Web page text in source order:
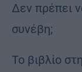
Δεν πρέπει
συνέβη;
Το βιβλίο